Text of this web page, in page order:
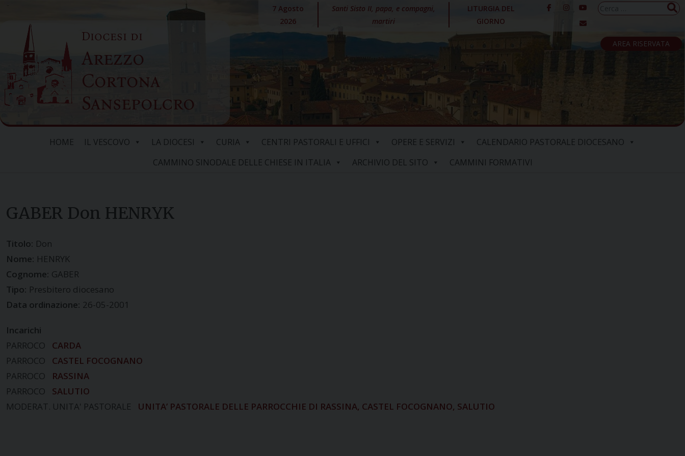
content
Diocesi di
Arezzo
Cortona
Sansepolcro
7 Agosto
2026
Santi Sisto II, papa, e compagni,
martiri
LITURGIA DEL
GIORNO
Ricerca
AREA RISERVATA
HOME IL VESCOVO LA DIOCESI CURIA CENTRI PASTORALI E UFFICI OPERE E SERVIZI
CALENDARIO PASTORALE DIOCESANO
CAMMINO SINODALE DELLE CHIESE IN ITALIA
ARCHIVIO DEL SITO CAMMINI FORMATIVI
GABER Don HENRYK
Titolo: Don
Nome: HENRYK
Cognome: GABER
Tipo: Presbitero diocesano
Data ordinazione: 26-05-2001
Incarichi
PARROCO
CARDA
PARROCO
CASTEL FOCOGNANO
PARROCO
RASSINA
PARROCO
SALUTIO
MODERAT. UNITA' PASTORALE
UNITA’ PASTORALE DELLE PARROCCHIE DI RASSINA, CASTEL FOCOGNANO, SALUTIO